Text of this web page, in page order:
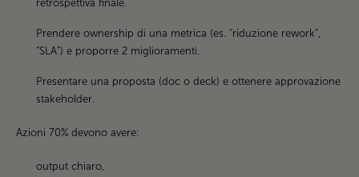
retrospettiva finale.
Prendere ownership di una metrica (es. “riduzione rework”,
“SLA”) e proporre 2 miglioramenti.
Presentare una proposta (doc o deck) e ottenere approvazione
stakeholder.
Azioni 70% devono avere:
output chiaro,